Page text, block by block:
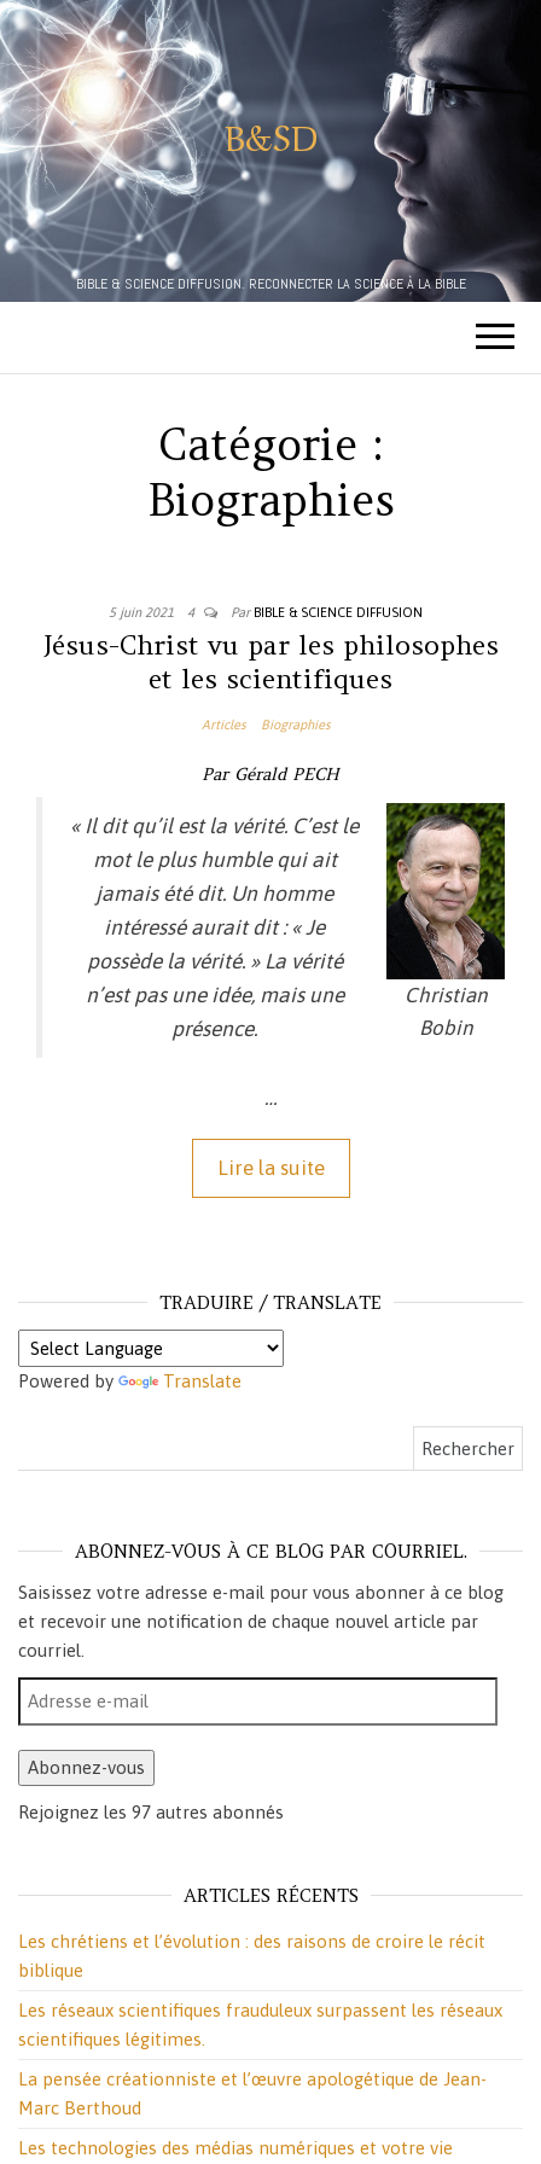
B&SD
BIBLE & SCIENCE DIFFUSION. RECONNECTER LA SCIENCE À LA BIBLE
Catégorie :
Biographies
5 juin 2021 4 Par BIBLE & SCIENCE DIFFUSION
Jésus-Christ vu par les philosophes
et les scientifiques
Articles Biographies
Par Gérald PECH
Christian
Bobin
« Il dit qu’il est la vérité. C’est le
mot le plus humble qui ait
jamais été dit. Un homme
intéressé aurait dit : « Je
possède la vérité. » La vérité
n’est pas une idée, mais une
présence.
…
Lire la suite
TRADUIRE / TRANSLATE
Powered by Translate
ABONNEZ-VOUS À CE BLOG PAR COURRIEL.
Saisissez votre adresse e-mail pour vous abonner à ce blog
et recevoir une notification de chaque nouvel article par
courriel.
Adresse e-mail
Abonnez-vous
Rejoignez les 97 autres abonnés
ARTICLES RÉCENTS
Les chrétiens et l’évolution : des raisons de croire le récit
biblique
Les réseaux scientifiques frauduleux surpassent les réseaux
scientifiques légitimes.
La pensée créationniste et l’œuvre apologétique de Jean-
Marc Berthoud
Les technologies des médias numériques et votre vie